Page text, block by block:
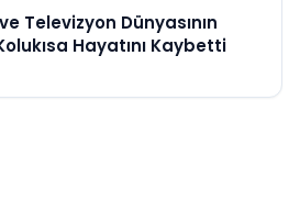
Televizyon Dünyasının
Hayatını Kaybetti